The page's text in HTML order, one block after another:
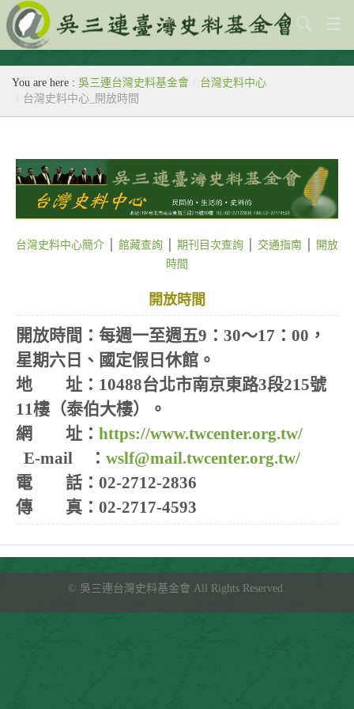
關於本會
歷史教室
出版刊物
歷年活動
You are here : 吳三連台灣史料基金會 / 台灣史料中心
/ 台灣史料中心_開放時間
台灣史料中心簡介 館藏查詢 期刊目次查詢 交通指南
開放
時間
開放時間
開放時間：每週一至週五9：30～17：00，
星期六日、國定假日休館。
地 址：10488台北市南京東路3段215號
11樓（泰伯大樓）。
網 址： https://www.twcenter.org.tw/
E-mail ： wslf@mail.twcenter.org.tw/
電 話：02-2712-2836
傳 真：02-2717-4593
© 吳三連台灣史料基金會 All Rights Reserved.